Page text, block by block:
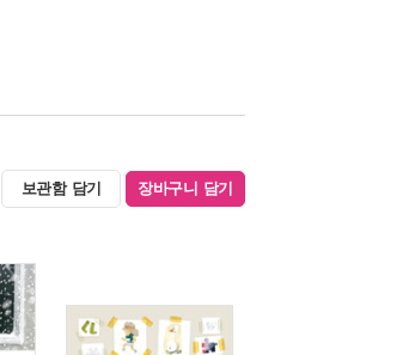
보관함 담기 장바구니 담기